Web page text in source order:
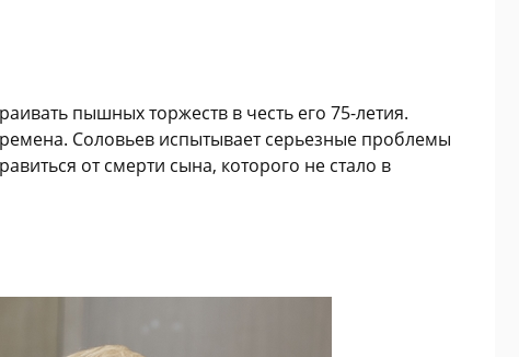
пышных торжеств в честь его 75-летия.
Соловьев испытывает серьезные проблемы
от смерти сына, которого не стало в